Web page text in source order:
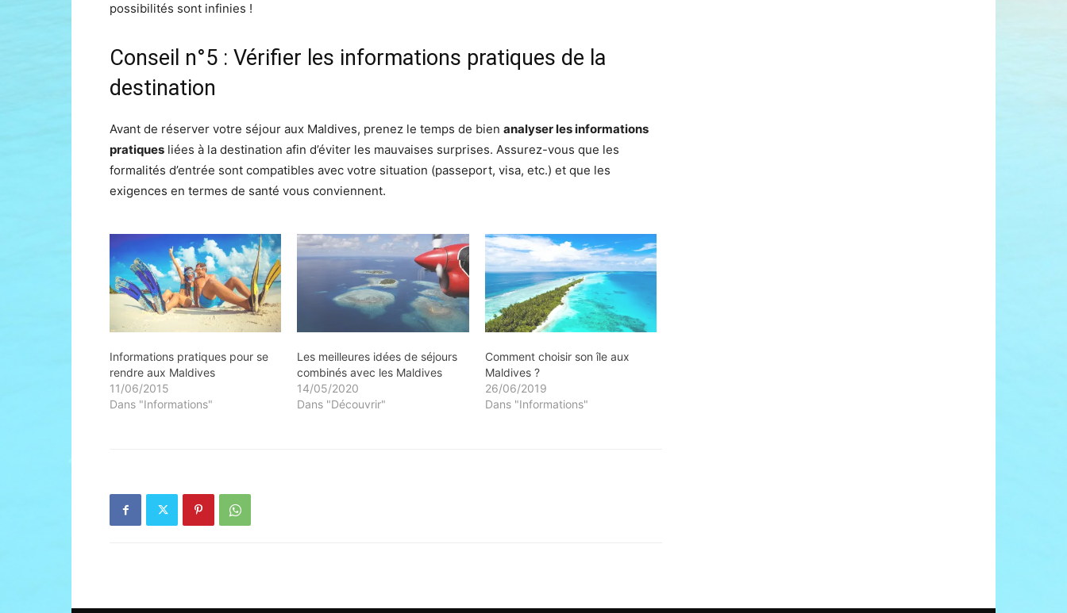
possibilités sont infinies !
Conseil n°5 : Vérifier les informations pratiques de la
destination
Avant de réserver votre séjour aux Maldives, prenez le temps de bien analyser les informations
pratiques liées à la destination afin d’éviter les mauvaises surprises. Assurez-vous que les
formalités d’entrée sont compatibles avec votre situation (passeport, visa, etc.) et que les
exigences en termes de santé vous conviennent.
Informations pratiques pour se
rendre aux Maldives
11/06/2015
Dans "Informations"
Les meilleures idées de séjours
combinés avec les Maldives
14/05/2020
Dans "Découvrir"
Comment choisir son île aux
Maldives ?
26/06/2019
Dans "Informations"